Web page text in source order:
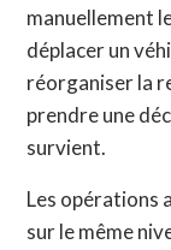
manuellement
déplacer un
réorganiser la
prendre une
survient.
Les opérations
sur le même